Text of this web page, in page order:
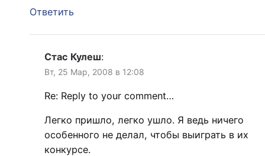
Ответить
Стас Кулеш:
Вт, 25 Мар, 2008 в 12:08
Re: Reply to your comment…
Легко пришло, легко ушло. Я ведь ничего
особенного не делал, чтобы выиграть в их
конкурсе.